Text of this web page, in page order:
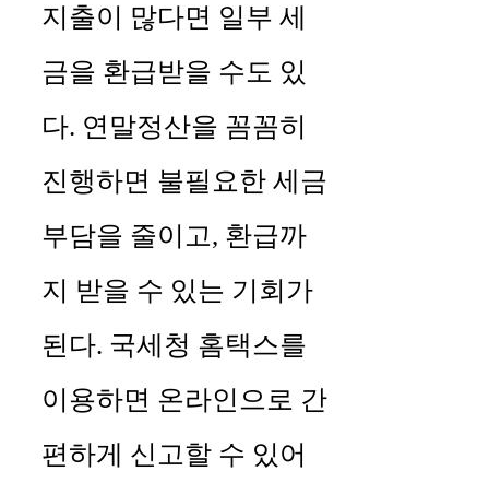
지출이 많다면 일부 세
금을 환급받을 수도 있
다. 연말정산을 꼼꼼히
진행하면 불필요한 세금
부담을 줄이고, 환급까
지 받을 수 있는 기회가
된다. 국세청 홈택스를
이용하면 온라인으로 간
편하게 신고할 수 있어